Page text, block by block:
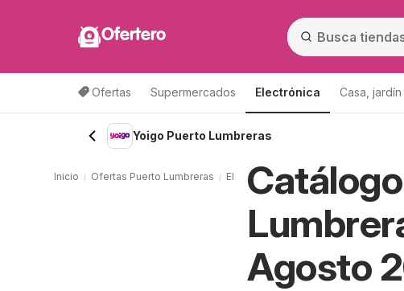
Ofertero
Ofertas Supermercados Electrónica Casa,
Yoigo Puerto Lumbreras
Agosto
Inicio Ofertas Puerto Lumbreras Electrónica Puerto Lumbreras